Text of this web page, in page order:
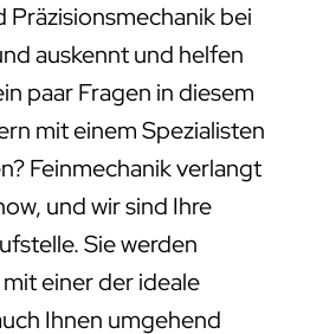
Präzisionsmechanik bei
auskennt und helfen
paar Fragen in diesem
mit einem Spezialisten
Feinmechanik verlangt
und wir sind Ihre
Sie werden
einer der ideale
Ihnen umgehend